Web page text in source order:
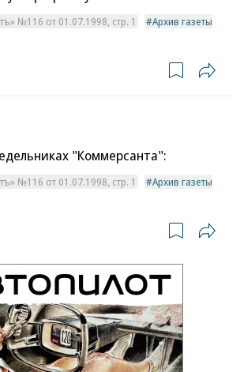
№116 от 01.07.1998, стр. 1
Архив газеты
"Коммерсанта":
№116 от 01.07.1998, стр. 1
Архив газеты